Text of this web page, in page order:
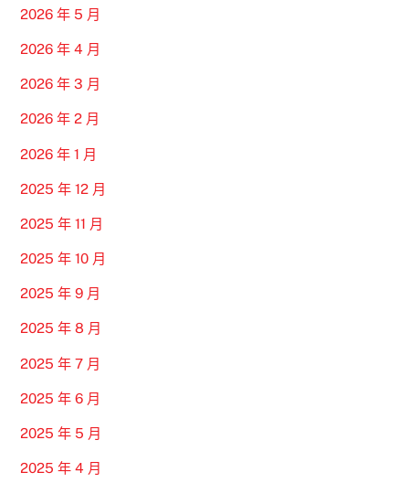
2026 年 5 月
2026 年 4 月
2026 年 3 月
2026 年 2 月
2026 年 1 月
2025 年 12 月
2025 年 11 月
2025 年 10 月
2025 年 9 月
2025 年 8 月
2025 年 7 月
2025 年 6 月
2025 年 5 月
2025 年 4 月